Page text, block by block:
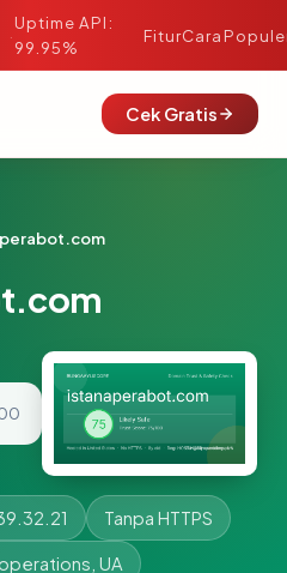
·
Uptime API:
99.95%
FiturCara
Cek Gratis
Tanpa HTTPS
UA